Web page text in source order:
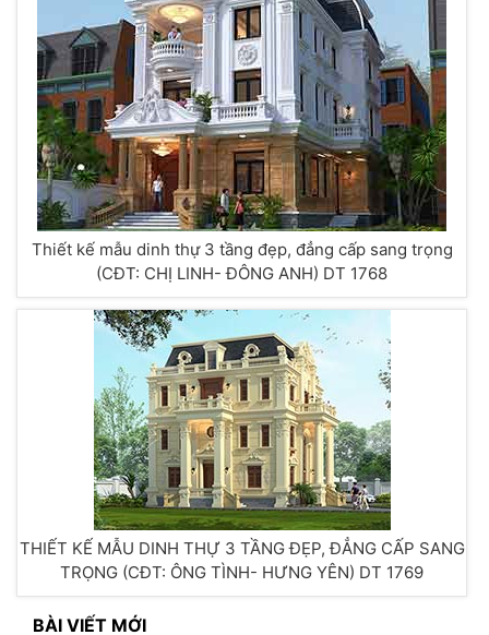
Thiết kế mẫu dinh thự 3 tầng đẹp, đẳng cấp sang trọng
(CĐT: CHỊ LINH- ĐÔNG ANH) DT 1768
THIẾT KẾ MẪU DINH THỰ 3 TẦNG ĐẸP, ĐẲNG CẤP SANG
TRỌNG (CĐT: ÔNG TÌNH- HƯNG YÊN) DT 1769
BÀI VIẾT MỚI